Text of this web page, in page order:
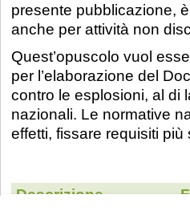
presente pubblicazione,
anche per attività non
Quest’opuscolo vuol
per l’elaborazione del
contro le esplosioni, al di
nazionali. Le normative
effetti, fissare requisiti più
Descrizione